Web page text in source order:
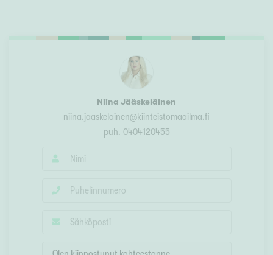
Niina Jääskeläinen
niina.jaaskelainen@kiinteistomaailma.fi
puh. 0404120455